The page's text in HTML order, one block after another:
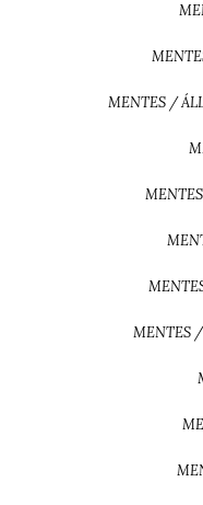
MENTES /
MENTES